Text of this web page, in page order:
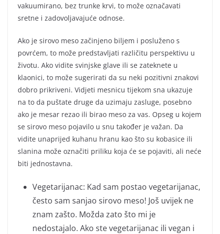
vakuumirano, bez trunke krvi, to može označavati
sretne i zadovoljavajuće odnose.
Ako je sirovo meso začinjeno biljem i posluženo s
povrćem, to može predstavljati različitu perspektivu u
životu. Ako vidite svinjske glave ili se zateknete u
klaonici, to može sugerirati da su neki pozitivni znakovi
dobro prikriveni. Vidjeti mesnicu tijekom sna ukazuje
na to da puštate druge da uzimaju zasluge, posebno
ako je mesar rezao ili birao meso za vas. Opseg u kojem
se sirovo meso pojavilo u snu također je važan. Da
vidite unaprijed kuhanu hranu kao što su kobasice ili
slanina može označiti priliku koja će se pojaviti, ali neće
biti jednostavna.
Vegetarijanac: Kad sam postao vegetarijanac,
često sam sanjao sirovo meso! Još uvijek ne
znam zašto. Možda zato što mi je
nedostajalo. Ako ste vegetarijanac ili vegan i